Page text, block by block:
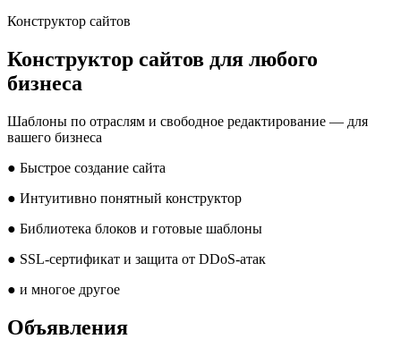
Конструктор сайтов
Конструктор сайтов для любого
бизнеса
Шаблоны по отраслям и свободное редактирование — для
вашего бизнеса
● Быстрое создание сайта
● Интуитивно понятный конструктор
● Библиотека блоков и готовые шаблоны
● SSL-сертификат и защита от DDoS-атак
● и многое другое
Объявления